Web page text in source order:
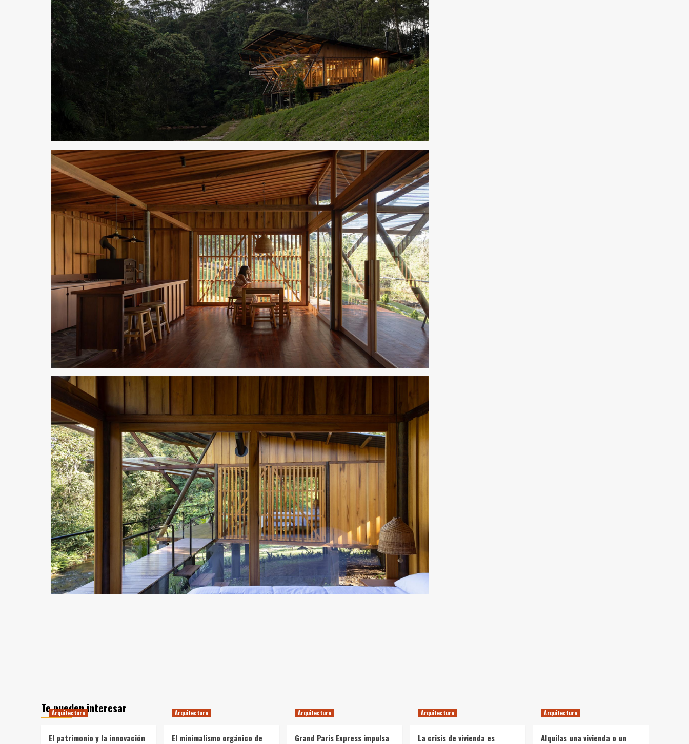
Te pueden interesar
Arquitectura
El patrimonio y la innovación
Arquitectura
El minimalismo orgánico de
Arquitectura
Grand Paris Express impulsa
Arquitectura
La crisis de vivienda es
Arquitectura
Alquilas una vivienda o un